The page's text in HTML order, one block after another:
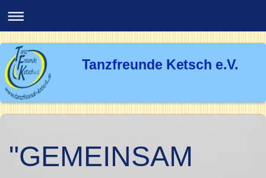
Tanzfreunde Ketsch e.V.
"GEMEINSAM